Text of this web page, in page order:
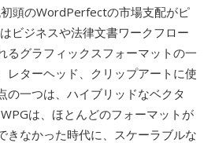
頭のWordPerfectの市場支配がピ
ビジネスや法律文書ワークフロー
るグラフィックスフォーマットの一
レターヘッド、クリップアートに使
の一つは、ハイブリッドなベクタ
は、ほとんどのフォーマットが
きなかった時代に、スケーラブルな